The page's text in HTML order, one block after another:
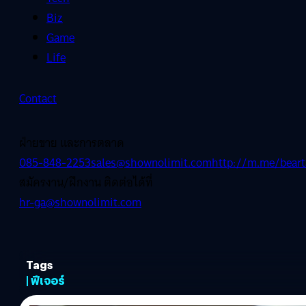
Biz
Game
Life
Contact
ฝ่ายขาย และการตลาด
085-848-2253sales@shownolimit.comhttp://m.me/
สมัครงาน/ฝึกงาน ติดต่อได้ที่
hr-ga@shownolimit.com
Tags
| ฟีเจอร์